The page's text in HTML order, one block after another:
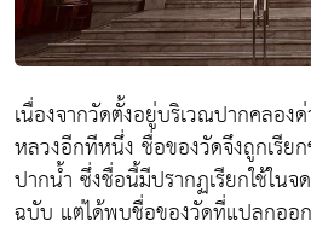
เนื่องจากวัดตั้งอยู่บริเวณปากคลอง
หลวงอีกทีหนึ่ง ชื่อของวัดจึงถูกเรีย
ปากน้ำ ซึ่งชื่อนี้มีปรากฏเรียกใช้ใน
ฉบับ แต่ได้พบชื่อของวัดที่แปลกออ